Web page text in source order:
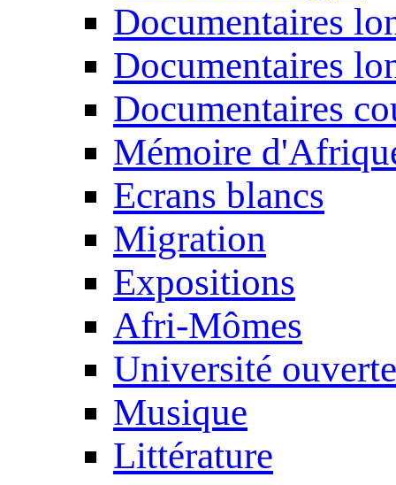
Documentaires
Documentaires
Documentaires
Mémoire
Ecrans blancs
Migration
Expositions
Afri-Mômes
Université ouverte
Musique
Littérature